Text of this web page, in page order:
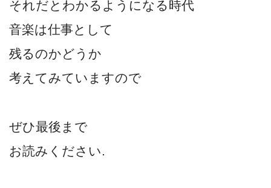
それだとわかるようになる時代
音楽は仕事として
残るのかどうか
考えてみていますので
ぜひ最後まで
お読みください.